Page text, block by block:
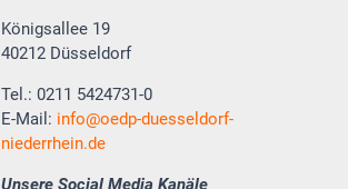
Königsallee 19
40212 Düsseldorf
Tel.: 0211 5424731-0
E-Mail: info
oedp-duesseldorf-
niederrhein.de
Unsere Social Media Kanäle